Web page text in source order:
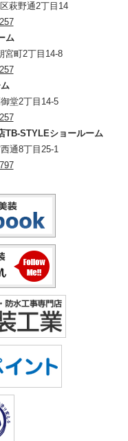
萩野通2丁目14
ム
宮町2丁目14-8
堂2丁目14-5
TB-STYLEショールーム
通8丁目25-1